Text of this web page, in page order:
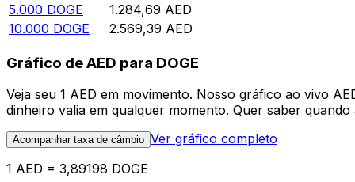
5.000 DOGE 1.284,69 AED
10.000 DOGE 2.569,39 AED
Gráfico de AED para DOGE
Veja seu 1 AED em movimento. Nosso gráfico ao vivo
dinheiro valia em qualquer momento. Quer saber
Acompanhar taxa de câmbio Ver gráfico completo
1 AED = 3,89198 DOGE